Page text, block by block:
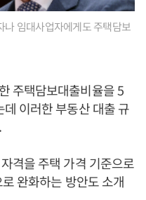
나 임대사업자에게도 주택담보
주택담보대출비율을 5
이러한 부동산 대출 규
격을 주택 가격 기준으로
완화하는 방안도 소개